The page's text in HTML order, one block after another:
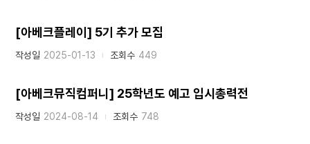
[아베크플레이] 5기 추가 모집
작성일 2025-01-13 조회수 449
[아베크뮤직컴퍼니] 25학년도 예고 입시총력전
작성일 2024-08-14 조회수 748